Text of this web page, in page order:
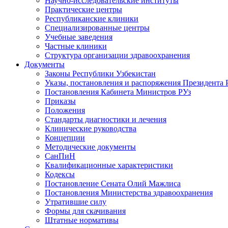
Практические центры
Республиканские клиники
Специализированные центры
Учебные заведения
Частные клиники
Структура организации здравоохранения
Документы
Законы Республики Узбекистан
Указы, постановления и распоряжения Президента
Постановления Кабинета Министров РУз
Приказы
Положения
Стандарты диагностики и лечения
Клинические руководства
Концепции
Методические документы
СанПиН
Квалификационные характеристики
Кодексы
Постановление Сената Олий Мажлиса
Постановления Министерства здравоохранения
Утратившие силу
Формы для скачивания
Штатные нормативы